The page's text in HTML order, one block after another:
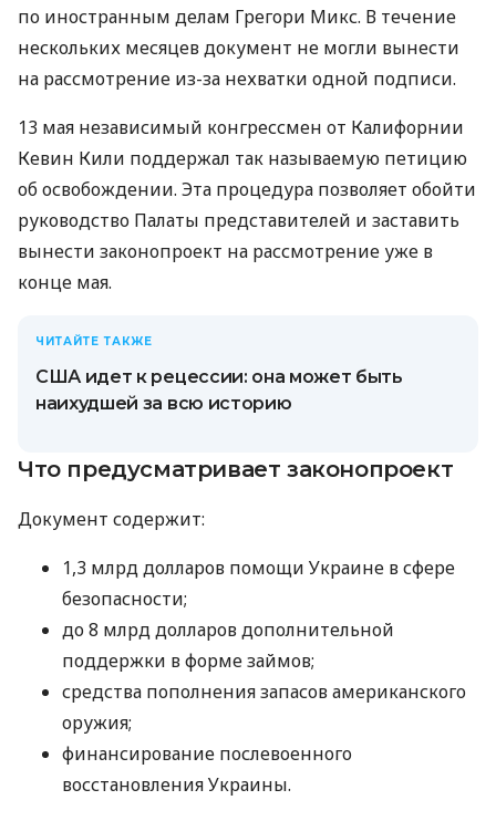
по иностранным делам Грегори Микс. В течение
нескольких месяцев документ не могли вынести
на рассмотрение из-за нехватки одной подписи.
13 мая независимый конгрессмен от Калифорнии
Кевин Кили поддержал так называемую петицию
об освобождении. Эта процедура позволяет обойти
руководство Палаты представителей и заставить
вынести законопроект на рассмотрение уже в
конце мая.
ЧИТАЙТЕ ТАКЖЕ
США идет к рецессии: она может быть
наихудшей за всю историю
Что предусматривает законопроект
Документ содержит:
1,3 млрд долларов помощи Украине в сфере
безопасности;
до 8 млрд долларов дополнительной
поддержки в форме займов;
средства пополнения запасов американского
оружия;
финансирование послевоенного
восстановления Украины.